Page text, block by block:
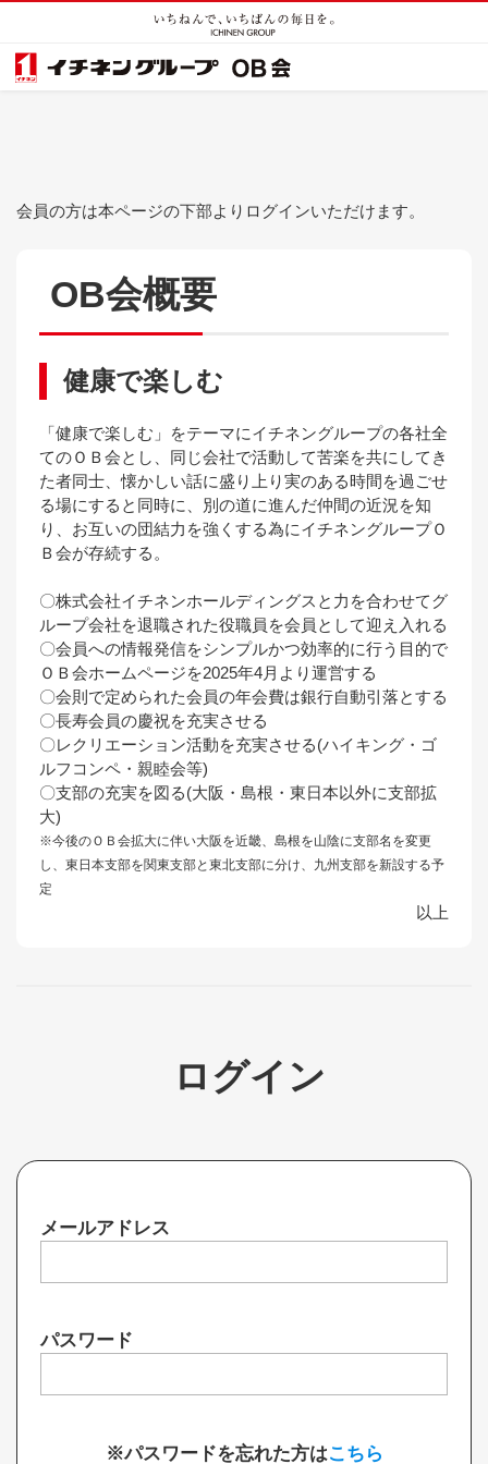
会員の方は本ページの下部よりログインいただけます。
OB会概要
健康で楽しむ
「健康で楽しむ」をテーマにイチネングループの各社全
てのＯＢ会とし、同じ会社で活動して苦楽を共にしてき
た者同士、懐かしい話に盛り上り実のある時間を過ごせ
る場にすると同時に、別の道に進んだ仲間の近況を知
り、お互いの団結力を強くする為にイチネングループＯ
Ｂ会が存続する。
〇株式会社イチネンホールディングスと力を合わせてグ
ループ会社を退職された役職員を会員として迎え入れる
〇会員への情報発信をシンプルかつ効率的に行う目的で
ＯＢ会ホームページを2025年4月より運営する
〇会則で定められた会員の年会費は銀行自動引落とする
〇長寿会員の慶祝を充実させる
〇レクリエーション活動を充実させる(ハイキング・ゴ
ルフコンペ・親睦会等)
〇支部の充実を図る(大阪・島根・東日本以外に支部拡
大)
※今後のＯＢ会拡大に伴い大阪を近畿、島根を山陰に支部名を変更
し、東日本支部を関東支部と東北支部に分け、九州支部を新設する予
定
以上
ログイン
メールアドレス
パスワード
※パスワードを忘れた方はこちら